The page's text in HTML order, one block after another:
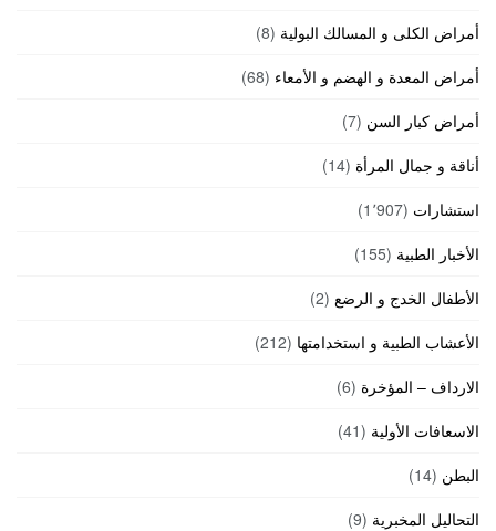
أمراض الكلى و المسالك البولية (8)
أمراض المعدة و الهضم و الأمعاء (68)
أمراض كبار السن (7)
أناقة و جمال المرأة (14)
استشارات (1٬907)
الأخبار الطبية (155)
الأطفال الخدج و الرضع (2)
الأعشاب الطبية و استخدامتها (212)
الارداف – المؤخرة (6)
الاسعافات الأولية (41)
البطن (14)
التحاليل المخبرية (9)